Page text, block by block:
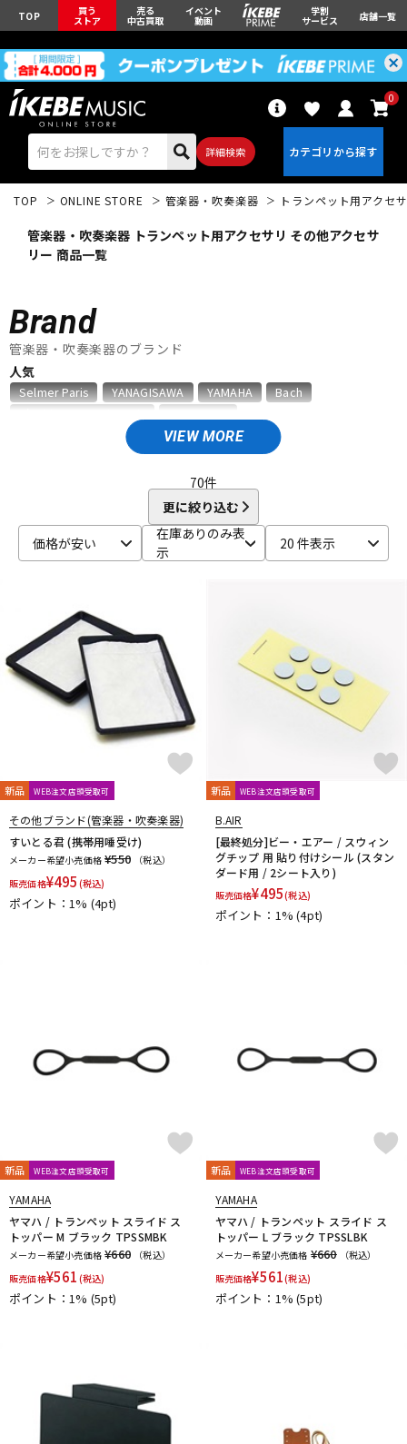
TOP 買う
ストア
売る
中古買取
イベント
動画
学割
サービス 店舗一覧
詳細検索
0
パーカッション
管楽器 その他楽器
アンプ エフェクター
DJ機器 DTM
DTM オンライン納品
配信/ライブ機器
中古 ヴィンテージ
TOP ONLINE STORE 管楽器・吹奏楽器 トランペット用アクセ
管楽器・吹奏楽器 トランペット用アクセサリ その他アクセサ
リー 商品一覧
Brand
管楽器・吹奏楽器のブランド
VIEW MORE
人気
Selmer Paris YANAGISAWA YAMAHA
Bach
AKAI Al Cass
Alexander Karavaev
Anfree
aS
B
B.AIR B.Tilz Bach BAM
Beaumont
Bobby Dukoff
Brass Lab.MOMO
Brasspire Brasspire Unicorn
BRESLMAIR
Brio BROPRO BSC
Buescher
Buffet Crampon
C.C.シャイニーケース C.G.CONN
Cannonball
CAROL BRASS
Charles Davis
Colin Goldie
D'Addario Wood Winds
Dave Guardala
Denis Wick
DRAKE
EASTMAN EDDIE DANIELS
FAXX
Feadog FIBRACELL FORESTONE
Francois Louis
GALAX
Galeon GARD BAGS Getzen
Giardinelli
GL CASES
GLOBAL Gottsu
GR
GREG BLACK
H.D.A
Harry Hartmanns
HORITA HW
LA TROMBA
MK Whistle
Mouthpiece Cafe
N-Q
NAKAJIMA Neotech Neptune
New Stone Lined
NONAKA
NY Classic OCHRES
OKURA + MUTE
Otto Link
P&H Paul Mauriat Phil Barone
Pillinger
POWERbreathe
PROTEC Queen Brass
R-S
Silent Felt
Silverstein
SNOOPY WITH MUSIC
SOULO MUTE
Stork
70件
更に絞り込む
価格が安い
在庫ありのみ表
示
20 件表示
新品 WEB注文店頭受取可
その他ブランド(管楽器・吹奏楽器)
すいとる君 (携帯用唾受け)
メーカー希望小売価格 ¥550
（税込）
販売価格¥495 (税込)
ポイント：1% (4pt)
新品 WEB注文店頭受取可
B.AIR
[最終処分]ビー・エアー / スウィン
グチップ 用 貼り付けシール (スタン
ダード用 / 2シート入り)
販売価格¥495(税込)
ポイント：1%(4pt)
新品 WEB注文店頭受取可
YAMAHA
ヤマハ / トランペット スライド ス
トッパー M ブラック TPSSMBK
メーカー希望小売価格 ¥660
（税込）
販売価格¥561 (税込)
ポイント：1% (5pt)
新品 WEB注文店頭受取可
YAMAHA
ヤマハ / トランペット スライド ス
トッパー L ブラック TPSSLBK
メーカー希望小売価格 ¥660
（税込）
販売価格¥561(税込)
ポイント：1%(5pt)